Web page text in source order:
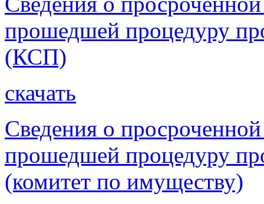
прошедшей процедуру
(КСП)
скачать
Сведения о
прошедшей процедуру
(комитет по имуществу)